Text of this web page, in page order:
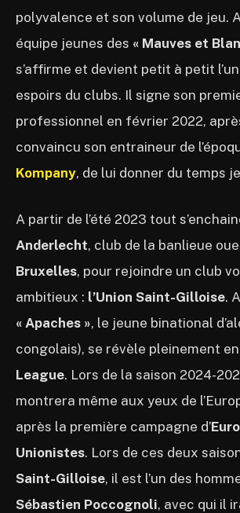
polyvalence et son volume de jeu.
équipe jeunes des « Mauves et
s’affirme et devient petit à petit
espoirs du clubs. Il signe son
professionnel en février 2022,
convaincu son entraineur de
Kompany, de lui donner du temps
A partir de l’été 2023 tout
Anderlecht, club de la banlieue
Bruxelles, pour rejoindre un club
ambitieux : l’Union Saint-Gilloise.
« Apaches », le jeune binational
congolais), se révèle pleinement en
League. Lors de la saison 2024-
montrera même aux yeux de
après la première campagne d’
Unionistes. Lors de ces deux
Saint-Gilloise, il est l’un des
Sébastien Poccognoli, avec qui il